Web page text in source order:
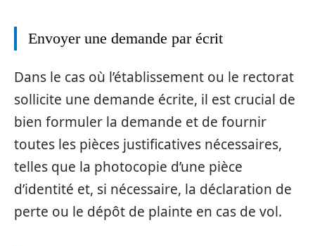
Envoyer une demande par écrit
Dans le cas où l’établissement ou le rectorat
sollicite une demande écrite, il est crucial de
bien formuler la demande et de fournir
toutes les pièces justificatives nécessaires,
telles que la photocopie d’une pièce
d’identité et, si nécessaire, la déclaration de
perte ou le dépôt de plainte en cas de vol.